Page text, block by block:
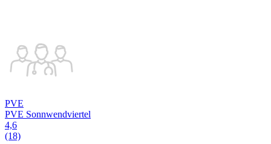
PVE
PVE Sonnwendviertel
4,6
(18)